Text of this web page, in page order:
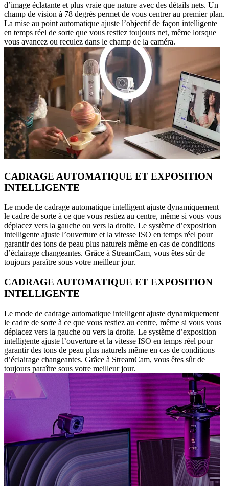
d’image éclatante et plus vraie que nature avec des détails nets. Un
champ de vision à 78 degrés permet de vous centrer au premier plan.
La mise au point automatique ajuste l’objectif de façon intelligente
en temps réel de sorte que vous restiez toujours net, même lorsque
vous avancez ou reculez dans le champ de la caméra.
CADRAGE AUTOMATIQUE ET EXPOSITION
INTELLIGENTE
Le mode de cadrage automatique intelligent ajuste dynamiquement
le cadre de sorte à ce que vous restiez au centre, même si vous vous
déplacez vers la gauche ou vers la droite. Le système d’exposition
intelligente ajuste l’ouverture et la vitesse ISO en temps réel pour
garantir des tons de peau plus naturels même en cas de conditions
d’éclairage changeantes. Grâce à StreamCam, vous êtes sûr de
toujours paraître sous votre meilleur jour.
CADRAGE AUTOMATIQUE ET EXPOSITION
INTELLIGENTE
Le mode de cadrage automatique intelligent ajuste dynamiquement
le cadre de sorte à ce que vous restiez au centre, même si vous vous
déplacez vers la gauche ou vers la droite. Le système d’exposition
intelligente ajuste l’ouverture et la vitesse ISO en temps réel pour
garantir des tons de peau plus naturels même en cas de conditions
d’éclairage changeantes. Grâce à StreamCam, vous êtes sûr de
toujours paraître sous votre meilleur jour.